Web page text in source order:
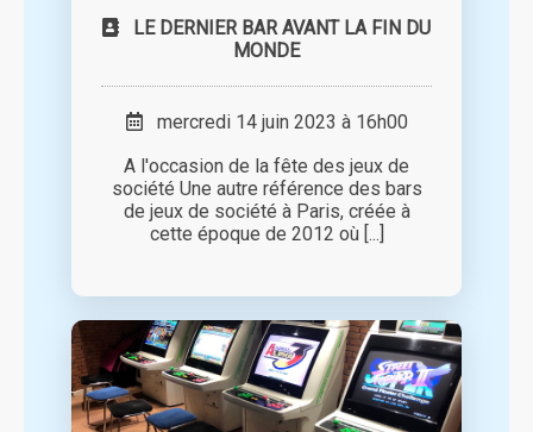
LE DERNIER BAR AVANT LA FIN DU
MONDE
mercredi 14 juin 2023 à 16h00
A l'occasion de la fête des jeux de
société Une autre référence des bars
de jeux de société à Paris, créée à
cette époque de 2012 où [...]